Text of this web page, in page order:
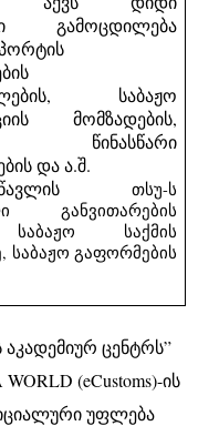
გამოცდილება
საბაჟო
მომზადების,
წინასწარი
და ა.შ.
თსუ-ს
განვითარების
საქმის
საბაჟო გაფორმების
ცენტრს”
(eCustoms)-ის
უფლება